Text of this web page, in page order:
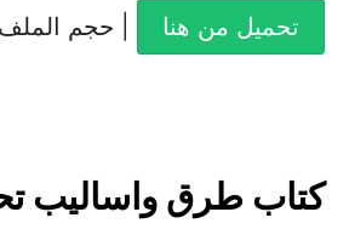
تحميل من هنا
| حجم
كتاب طرق واساليب